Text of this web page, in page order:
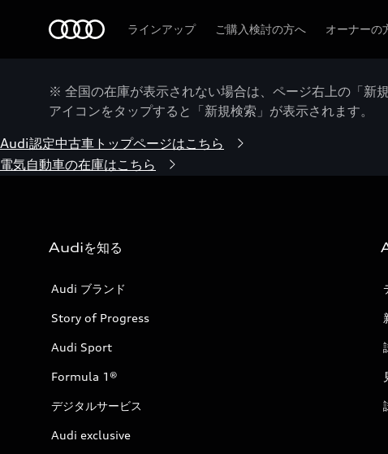
ラインアップ ご購入検討の方へ オーナーの
※ 全国の在庫が表示されない場合は、ページ右上の「新
アイコンをタップすると「新規検索」が表示されます。
Audi認定中古車トップページはこちら
電気自動車の在庫はこちら
Audiを知る
Audi ブランド
Story of Progress
Audi Sport
Formula 1®
デジタルサービス
Audi exclusive